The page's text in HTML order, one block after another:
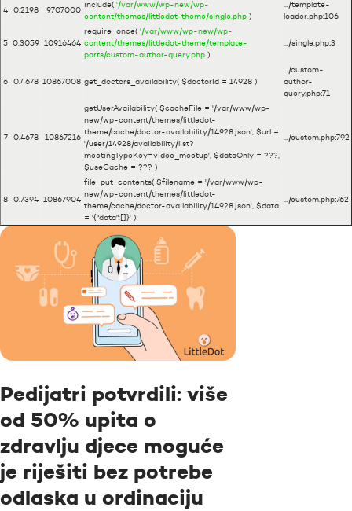
4 0.2198 9707000
include( '/var/www/wp-new/wp-
content/themes/littledot-theme/single.php )
.../template-
loader.php:106
5 0.3059 10916464
require_once( '/var/www/wp-new/wp-
content/themes/littledot-theme/template-
parts/custom-author-query.php )
.../single.php:3
6 0.4678 10867008 get_doctors_availability( $doctorId = 14928 )
.../custom-
author-
query.php:71
7 0.4678 10867216
getUserAvailability( $cacheFile = '/var/www/wp-
new/wp-content/themes/littledot-
theme/cache/doctor-availability/14928.json', $url =
'/user/14928/availability/list?
meetingTypeKey=video_meetup', $dataOnly = ???,
$useCache = ??? )
.../custom.php:792
8 0.7394 10867904
file_put_contents( $filename = '/var/www/wp-
new/wp-content/themes/littledot-
theme/cache/doctor-availability/14928.json', $data
= '{"data":[]}' )
.../custom.php:762
Pedijatri potvrdili: više
od 50% upita o
zdravlju djece moguće
je riješiti bez potrebe
odlaska u ordinaciju